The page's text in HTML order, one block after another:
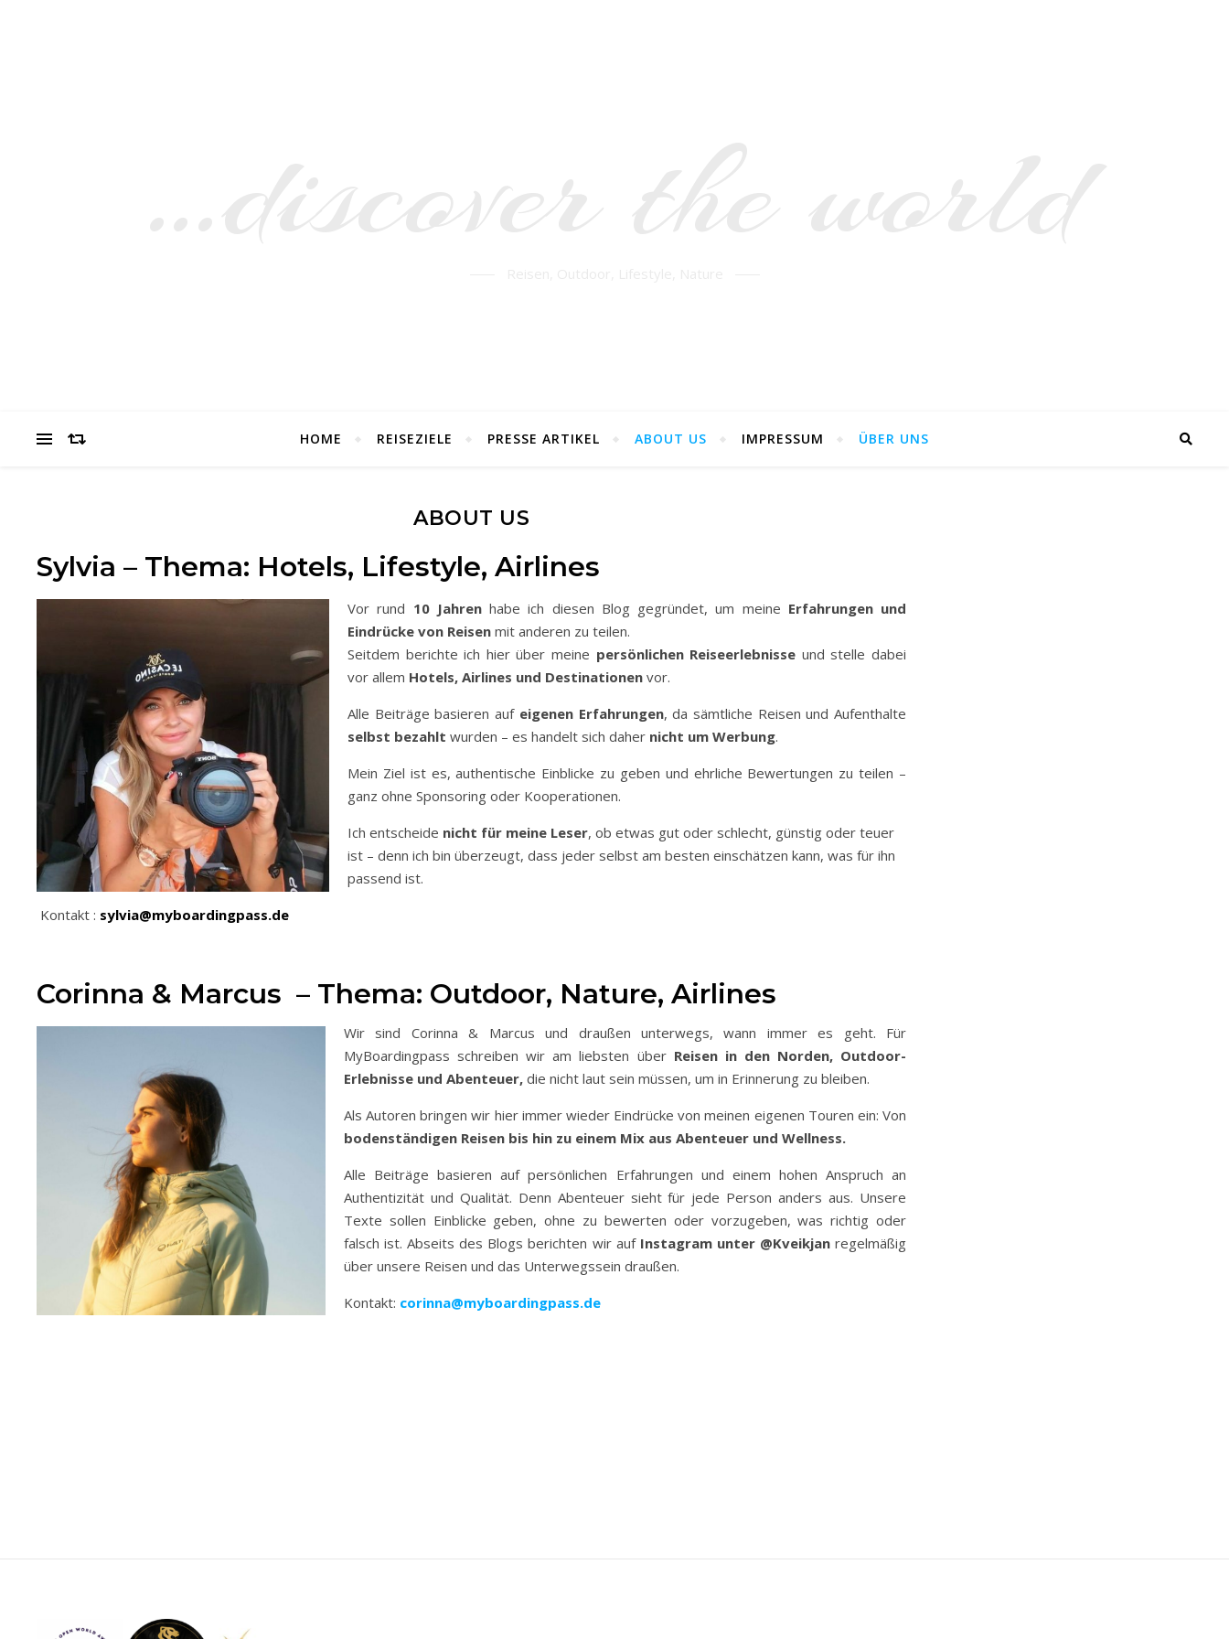
HOME REISEZIELE PRESSE ARTIKEL ABOUT US IMPRESSUM ÜBER UNS
ABOUT US
Sylvia – Thema: Hotels, Lifestyle, Airlines
Vor rund 10 Jahrenhabe ich diesen Blog gegründet, um meine Erfahrungen und
Eindrücke von Reisen mit anderen zu teilen.
Seitdem berichte ich hier über meine persönlichen Reiseerlebnisse und stelle dabei
vor allem Hotels, Airlines und Destinationen vor.
Alle Beiträge basieren auf eigenen Erfahrungen, da sämtliche Reisen und Aufenthalte
selbst bezahlt wurden – es handelt sich daher nicht um Werbung.
Mein Ziel ist es, authentische Einblicke zu geben und ehrliche Bewertungen zu teilen –
ganz ohne Sponsoring oder Kooperationen.
Ich entscheide nicht für meine Leser, ob etwas gut oder schlecht, günstig oder teuer
ist – denn ich bin überzeugt, dass jeder selbst am besten einschätzen kann, was für ihn
passend ist.
Kontakt : sylvia@myboardingpass.de
Corinna & Marcus – Thema: Outdoor, Nature, Airlines
Wir sind Corinna & Marcus und draußen unterwegs, wann immer es geht. Für
MyBoardingpass schreiben wir am liebsten über Reisen in den Norden, Outdoor-
Erlebnisse und Abenteuer, die nicht laut sein müssen, um in Erinnerung zu bleiben.
Als Autoren bringen wir hier immer wieder Eindrücke von meinen eigenen Touren ein: Von
bodenständigen Reisen bis hin zu einem Mix aus Abenteuer und Wellness.
Alle Beiträge basieren auf persönlichen Erfahrungen und einem hohen Anspruch an
Authentizität und Qualität. Denn Abenteuer sieht für jede Person anders aus. Unsere
Texte sollen Einblicke geben, ohne zu bewerten oder vorzugeben, was richtig oder
falsch ist. Abseits des Blogs berichten wir auf Instagram unter @Kveikjanregelmäßig
über unsere Reisen und das Unterwegssein draußen.
Kontakt: corinna@myboardingpass.de